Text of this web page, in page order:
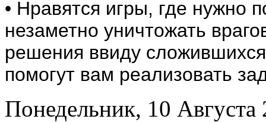
• Нравятся игры, где нужно
незаметно уничтожать
решения ввиду
помогут вам реализовать
Понедельник, 10 Августа